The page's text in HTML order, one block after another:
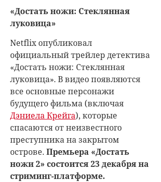
«Достать ножи: Стеклянная
луковица»
Netflix опубликовал
официальный трейлер детектива
«Достать ножи: Стеклянная
луковица». В видео появляются
все основные персонажи
будущего фильма (включая
Дэниела Крейга), которые
спасаются от неизвестного
преступника на закрытом
острове. Премьера «Достать
ножи 2» состоится 23 декабря на
стриминг-платформе.